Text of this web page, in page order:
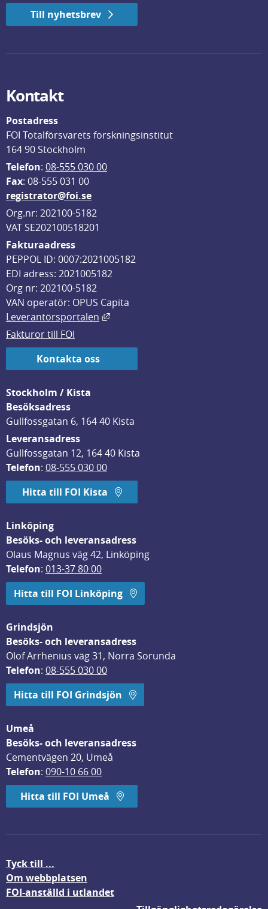
Till nyhetsbrev
Kontakt
Postadress
FOI Totalförsvarets forskningsinstitut
164 90 Stockholm
Telefon: 08-555 030 00
Fax: 08-555 031 00
registrator@foi.se
Org.nr: 202100-5182
VAT SE202100518201
Fakturaadress
PEPPOL ID: 0007:2021005182
EDI adress: 2021005182
Org nr: 202100-5182
VAN operatör: OPUS Capita
Leverantörsportalen
Länk till annan webbplats, öppnas
Fakturor till FOI
Kontakta oss
Stockholm / Kista
Besöksadress
Gullfossgatan 6, 164 40 Kista
Leveransadress
Gullfossgatan 12, 164 40 Kista
Telefon: 08-555 030 00
Hitta till FOI Kista
Linköping
Besöks- och leveransadress
Olaus Magnus väg 42, Linköping
Telefon: 013-37 80 00
Hitta till FOI Linköping
Grindsjön
Besöks- och leveransadress
Olof Arrhenius väg 31, Norra Sorunda
Telefon: 08-555 030 00
Hitta till FOI Grindsjön
Umeå
Besöks- och leveransadress
Cementvägen 20, Umeå
Telefon: 090-10 66 00
Hitta till FOI Umeå
Tyck till ...
Om webbplatsen
FOI-anställd i utlandet